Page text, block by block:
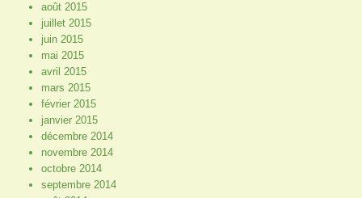
août 2015
juillet 2015
juin 2015
mai 2015
avril 2015
mars 2015
février 2015
janvier 2015
décembre 2014
novembre 2014
octobre 2014
septembre 2014